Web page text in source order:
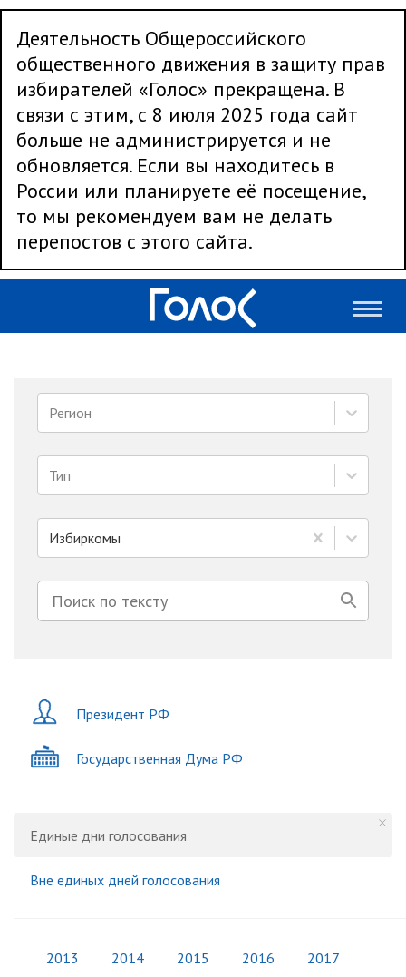
Деятельность Общероссийского
общественного движения в защиту прав
избирателей «Голос» прекращена. В
связи с этим, с 8 июля 2025 года сайт
больше не администрируется и не
обновляется. Если вы находитесь в
России или планируете её посещение,
то мы рекомендуем вам не делать
перепостов с этого сайта.
Регион
Тип
Избиркомы
Президент РФ
Государственная Дума РФ
Единые дни голосования
Вне единых дней голосования
2013 2014 2015 2016 2017